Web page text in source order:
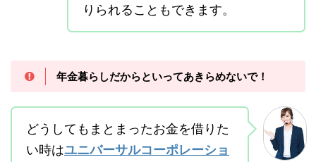
りられることもできます。
年金暮らしだからといってあきらめないで！
どうしてもまとまったお金を借りた
い時はユニバーサルコーポレーショ